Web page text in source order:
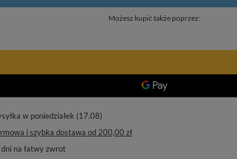
Możesz kupić także poprzez:
w poniedziałek (17.08)
i szybka dostawa od 200,00 zł
dni na łatwy zwrot